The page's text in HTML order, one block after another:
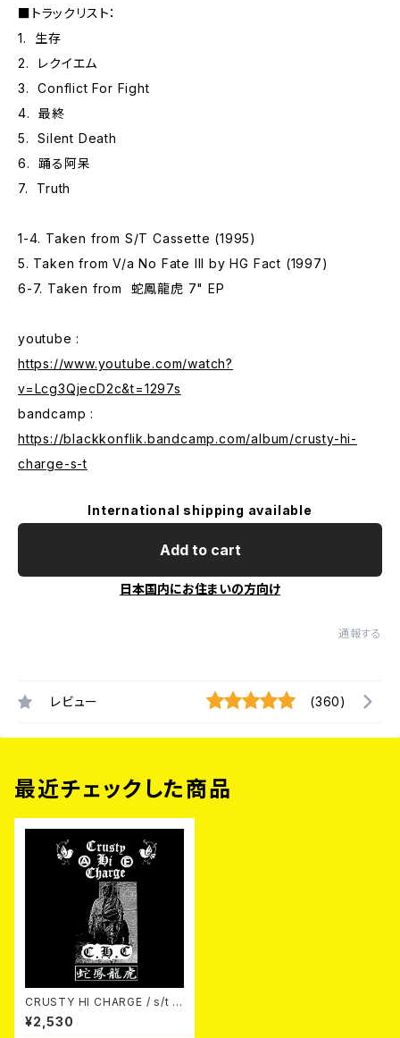
■トラックリスト：
1. 生存
2. レクイエム
3. Conflict For Fight
4. 最終
5. Silent Death
6. 踊る阿呆
7. Truth
1-4. Taken from S/T Cassette (1995)
5. Taken from V/a No Fate III by HG Fact (1997)
6-7. Taken from 蛇鳳龍虎 7" EP
youtube :
https://www.youtube.com/watch?
v=Lcg3QjecD2c&t=1297s
bandcamp :
https://blackkonflik.bandcamp.com/album/crusty-hi-
charge-s-t
International shipping available
Add to cart
日本国内にお住まいの方向け
通報する
レビュー (360)
最近チェックした商品
CRUSTY HI CHARGE / s/t C
D (Ltd.400)
¥2,530